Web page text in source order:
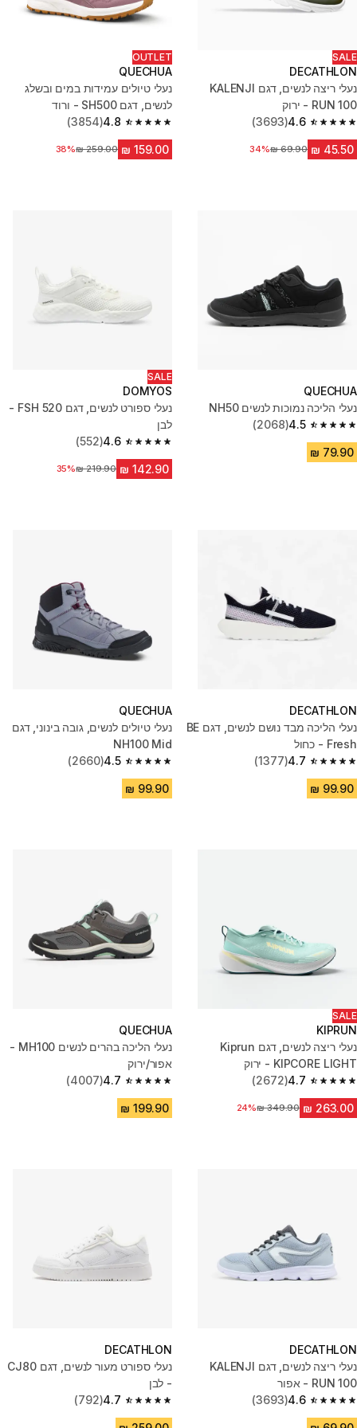
SALE
DECATHLON
נעלי ריצה לנשים, דגם KALENJI
RUN 100 - ירוק
4.6
4.6 out of 5 stars from 3693 reviews
(3693)
מחיר לפני הנחה‏69.90 ₪
34%
OUTLET
QUECHUA
נעלי טיולים עמידות במים ובשלג
לנשים, דגם SH500 - ורוד
4.8
4.8 out of 5 stars from 3854 reviews
(3854)
מחיר לפני הנחה
38%
QUECHUA
נעלי הליכה נמוכות לנשים NH50
4.5
4.5 out of 5 stars from 2068 reviews
(2068)
SALE
DOMYOS
נעלי ספורט לנשים, דגם FSH 520 -
לבן
4.6
4.6 out of 5 stars from 552 reviews
(552)
מחיר לפני הנחה
35%
DECATHLON
נעלי הליכה מבד נושם לנשים, דגם BE
Fresh - כחול
4.7
4.7 out of 5 stars from 1377 reviews
(1377)
QUECHUA
נעלי טיולים לנשים, גובה בינוני, דגם
NH100 Mid
4.5
4.5 out of 5 stars from 2660 reviews
(2660)
SALE
KIPRUN
נעלי ריצה לנשים, דגם Kiprun
KIPCORE LIGHT - ירוק
4.7
4.7 out of 5 stars from 2672 reviews
(2672)
מחיר לפני הנחה
24%
QUECHUA
נעלי הליכה בהרים לנשים MH100 -
אפור/ירוק
4.7
4.7 out of 5 stars from 4007 reviews
(4007)
DECATHLON
נעלי ריצה לנשים, דגם KALENJI
RUN 100 - אפור
4.6
4.6 out of 5 stars from 3693 reviews
(3693)
DECATHLON
נעלי ספורט מעור לנשים, דגם CJ80
- לבן
4.7
4.7 out of 5 stars from 792 reviews
(792)